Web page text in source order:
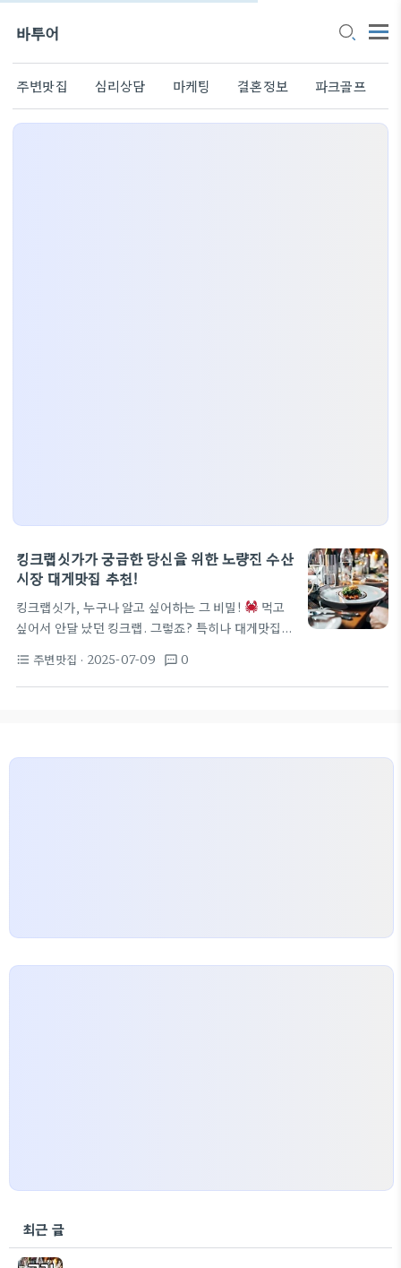
바투어
주변맛집 심리상담 마케팅 결혼정보 파크골프
킹크랩싯가가 궁금한 당신을 위한 노량진 수산
시장 대게맛집 추천!
킹크랩싯가, 누구나 알고 싶어하는 그 비밀!
먹고
싶어서 안달 났던 킹크랩. 그렇죠? 특히나 대게맛집에
여름이 다가오면 킹크랩과 대게를 한 번 맛보러 가고
싶다는 생각이 마구 드는데요. 요즘 대게섹션에서는
format_list_bulleted 주변맛집 · 2025-07-09 textsms 0
최근 글